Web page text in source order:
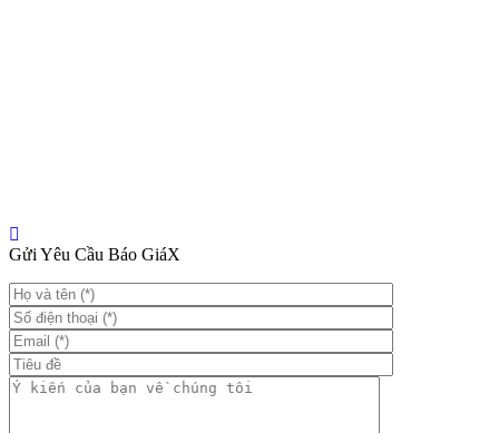
Gửi Yêu Cầu Báo GiáX